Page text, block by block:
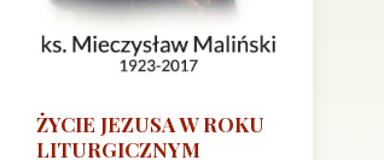
ŻYCIE JEZUSA W ROKU
LITURGICZNYM